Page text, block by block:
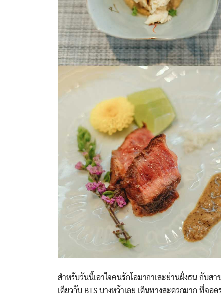
สำหรับวันนี้เอาใจคนรักโอมากาเสะย่านฝั่งธน กับส
เดียวกับ BTS บางหว้าเลย เดินทางสะดวกมาก ที่จอ